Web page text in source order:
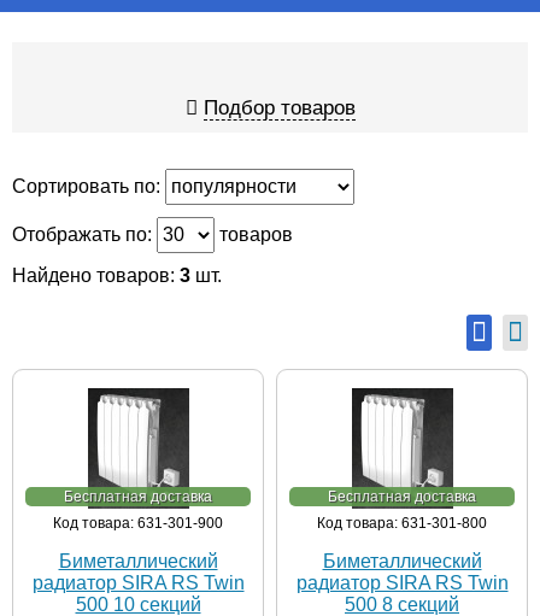
Подбор товаров
Сортировать по:
Отображать по:
товаров
Найдено товаров: 3 шт.
Бесплатная доставка
Код товара: 631-301-900
Биметаллический
радиатор SIRA RS Twin
500 10 секций
Бесплатная доставка
Код товара: 631-301-800
Биметаллический
радиатор SIRA RS Twin
500 8 секций